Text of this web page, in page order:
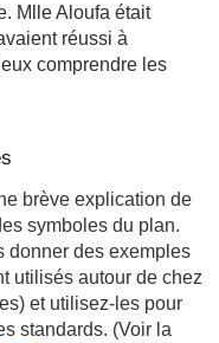
Mlle Aloufa était
réussi à
comprendre les
brève explication de
symboles du plan.
donner des exemples
utilisés autour de chez
et utilisez-les pour
standards. (Voir la